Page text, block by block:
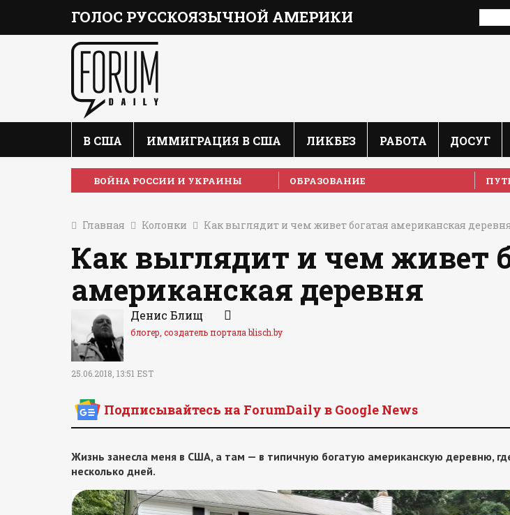
ГОЛОС РУССКОЯЗЫЧНОЙ АМЕРИКИ
В США ИММИГРАЦИЯ В США ЛИКБЕЗ РАБОТА ДОСУГ
ВОЙНА РОССИИ И УКРАИНЫ ОБРАЗОВАНИЕ
Главная Колонки Как выглядит и чем живет богатая американская
Как выглядит и чем живет
американская деревня
Денис Блищ
блогер, создатель портала blisch.by
25.06.2018, 13:51 EST
Подписывайтесь на ForumDaily в Google News
Жизнь занесла меня в США, а там — в типичную богатую американскую деревню,
несколько дней.